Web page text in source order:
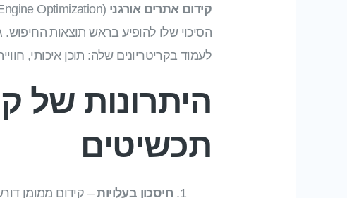
קידום אתרים אורגני
הסיכוי שלו להופיע בראש תוצאות
לעמוד בקריטריונים שלה: תוכן איכותי,
היתרונות של
תכשיטים
חיסכון בעלויות– קידום ממומן